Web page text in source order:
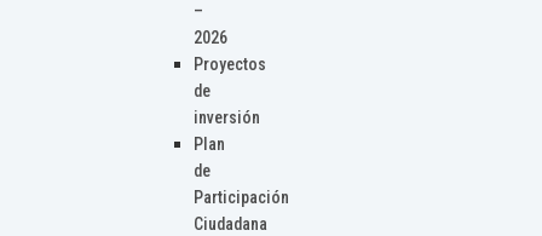
–
2026
Proyectos
de
inversión
Plan
de
Participación
Ciudadana